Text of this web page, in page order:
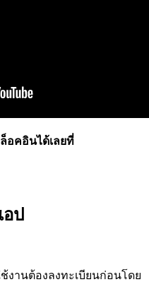
อคอินได้เลยที่
ป
ช้งานต้องลงทะเบียนก่อนโดย